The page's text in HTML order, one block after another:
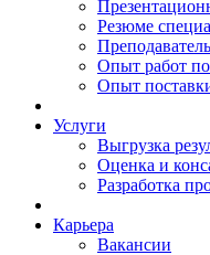
Резюме
Опыт работ
Опыт
Услуги
Выгрузка
Оценка и
Разработка
Карьера
Вакансии